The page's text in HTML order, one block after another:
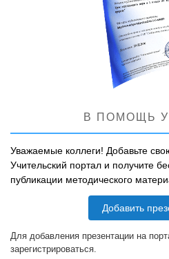
В ПОМОЩЬ
Уважаемые коллеги! Добавьте
Учительский портал и получите
публикации методического
Добавить
Для добавления презентации на
зарегистрироваться.